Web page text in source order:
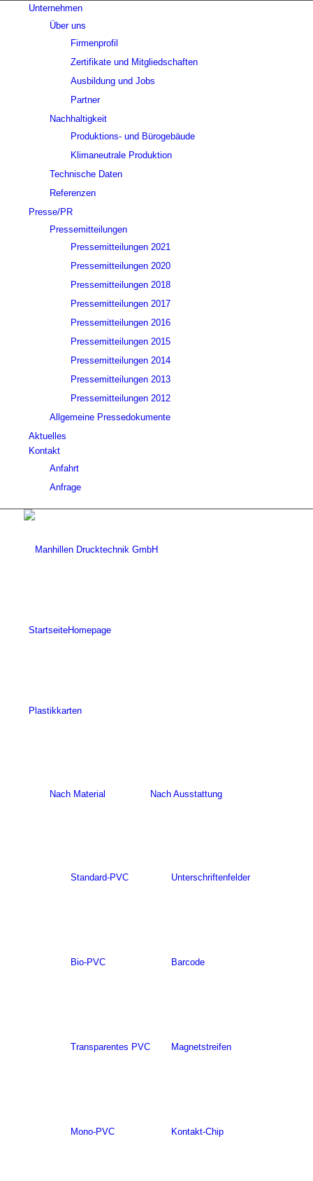
Unternehmen
Über uns
Firmenprofil
Zertifikate und Mitgliedschaften
Ausbildung und Jobs
Partner
Nachhaltigkeit
Produktions- und Bürogebäude
Klimaneutrale Produktion
Technische Daten
Referenzen
Presse/PR
Pressemitteilungen
Pressemitteilungen 2021
Pressemitteilungen 2020
Pressemitteilungen 2018
Pressemitteilungen 2017
Pressemitteilungen 2016
Pressemitteilungen 2015
Pressemitteilungen 2014
Pressemitteilungen 2013
Pressemitteilungen 2012
Allgemeine Pressedokumente
Aktuelles
Kontakt
Anfahrt
Anfrage
StartseiteHomepage
Plastikkarten
Nach Material
Standard-PVC
Bio-PVC
Transparentes PVC
Mono-PVC
Nach Ausstattung
Unterschriftenfelder
Barcode
Magnetstreifen
Kontakt-Chip